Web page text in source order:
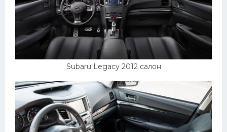
Subaru Legacy 2012 салон